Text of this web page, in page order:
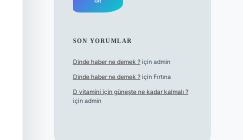
SON YORUMLAR
Dinde haber ne demek ?için admin
Dinde haber ne demek ?için Fırtına
D vitamini için güneşte ne kadar kalmalı ?
için admin